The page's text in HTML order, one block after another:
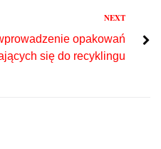
NEXT
opakowań
się do recyklingu